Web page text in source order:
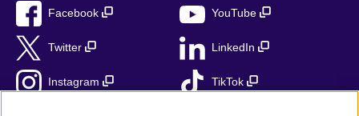
Facebook YouTube
Twitter LinkedIn
Instagram TikTok